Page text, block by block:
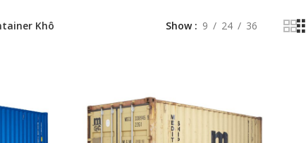
Khô Show 9 24 36